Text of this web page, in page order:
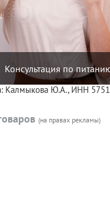
Консультация по
Калмыкова Ю.А., ИНН
(на правах рекламы)